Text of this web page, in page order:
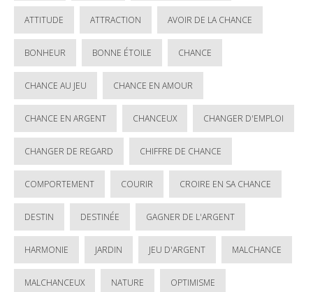
ATTITUDE ATTRACTION AVOIR DE LA CHANCE
BONHEUR BONNE ÉTOILE CHANCE
CHANCE AU JEU CHANCE EN AMOUR
CHANCE EN ARGENT CHANCEUX CHANGER D'EMPLOI
CHANGER DE REGARD CHIFFRE DE CHANCE
COMPORTEMENT COURIR CROIRE EN SA CHANCE
DESTIN DESTINÉE GAGNER DE L'ARGENT
HARMONIE JARDIN JEU D'ARGENT MALCHANCE
MALCHANCEUX NATURE OPTIMISME